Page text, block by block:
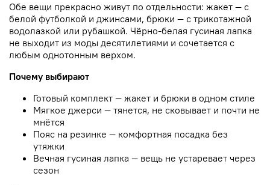
Обе вещи прекрасно живут по отдельности: жакет — с
белой футболкой и джинсами, брюки — с трикотажной
водолазкой или рубашкой. Чёрно-белая гусиная лапка
не выходит из моды десятилетиями и сочетается с
любым однотонным верхом.
Почему выбирают
Готовый комплект — жакет и брюки в одном стиле
Мягкое джерси — тянется, не сковывает и почти не
мнётся
Пояс на резинке — комфортная посадка без
утяжки
Вечная гусиная лапка — вещь не устаревает через
сезон